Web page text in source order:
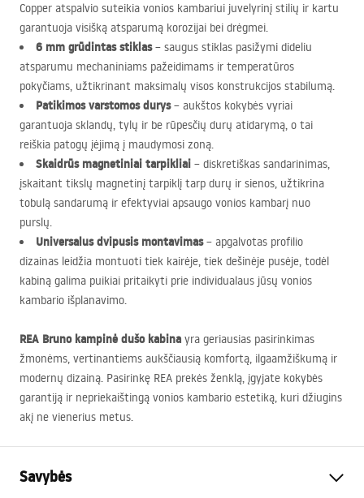
Copper atspalvio suteikia vonios kambariui juvelyrinį stilių ir kartu
garantuoja visišką atsparumą korozijai bei drėgmei.
6 mm grūdintas stiklas– saugus stiklas pasižymi dideliu
atsparumu mechaniniams pažeidimams ir temperatūros
pokyčiams, užtikrinant maksimalų visos konstrukcijos stabilumą.
Patikimos varstomos durys– aukštos kokybės vyriai
garantuoja sklandų, tylų ir be rūpesčių durų atidarymą, o tai
reiškia patogų įėjimą į maudymosi zoną.
Skaidrūs magnetiniai tarpikliai – diskretiškas sandarinimas,
įskaitant tikslų magnetinį tarpiklį tarp durų ir sienos, užtikrina
tobulą sandarumą ir efektyviai apsaugo vonios kambarį nuo
purslų.
Universalus dvipusis montavimas– apgalvotas profilio
dizainas leidžia montuoti tiek kairėje, tiek dešinėje pusėje, todėl
kabiną galima puikiai pritaikyti prie individualaus jūsų vonios
kambario išplanavimo.
REA Bruno kampinė dušo kabina yra geriausias pasirinkimas
žmonėms, vertinantiems aukščiausią komfortą, ilgaamžiškumą ir
modernų dizainą. Pasirinkę REA prekės ženklą, įgyjate kokybės
garantiją ir nepriekaištingą vonios kambario estetiką, kuri džiugins
akį ne vienerius metus.
Savybės